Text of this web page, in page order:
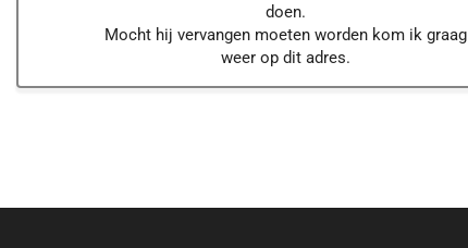
doen.
Mocht hij vervangen moeten worden kom ik graag
weer op dit adres.